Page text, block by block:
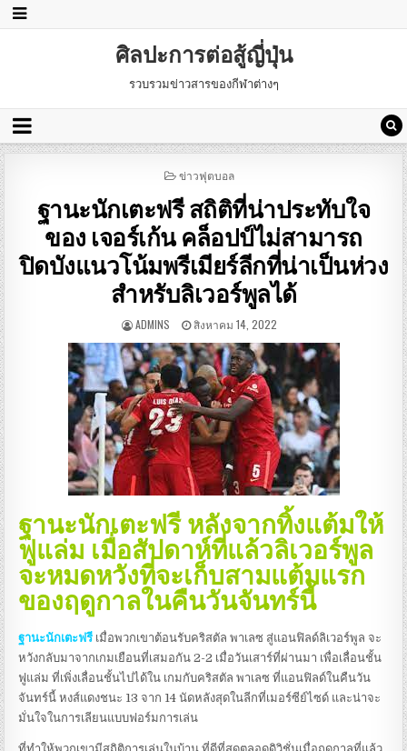
ศิลปะการต่อสู้ญี่ปุ่น
รวบรวมข่าวสารของกีฬาต่างๆ
POSTED
ข่าวฟุตบอล
ฐานะนักเตะฟรี สถิติที่น่าประทับใจ
ของ เจอร์เก้น คล็อปป์ไม่สามารถ
ปิดบังแนวโน้มพรีเมียร์ลีกที่น่าเป็นห่วง
สําหรับลิเวอร์พูลได้
ADMINS สิงหาคม 14, 2022
ฐานะนักเตะฟรี หลังจากทิ้งแต้มให้
ฟูแล่ม เมื่อสัปดาห์ที่แล้วลิเวอร์พูล
จะหมดหวังที่จะเก็บสามแต้มแรก
ของฤดูกาลในคืนวันจันทร์นี้
ฐานะนักเตะฟรี เมื่อพวกเขาต้อนรับคริสตัล พาเลซ สู่แอนฟิลด์ลิเวอร์พูล จะ
หวังกลับมาจากเกมเยือนที่เสมอกัน 2-2 เมื่อวันเสาร์ที่ผ่านมา เพื่อเลื่อนชั้น
ฟูแล่ม ที่เพิ่งเลื่อนชั้นไปได้ใน เกมกับคริสตัล พาเลซ ที่แอนฟิลด์ในคืนวัน
จันทร์นี้ หงส์แดงชนะ 13 จาก 14 นัดหลังสุดในลีกที่เมอร์ซีย์ไซด์ และน่าจะ
มั่นใจในการเลียนแบบฟอร์มการเล่น